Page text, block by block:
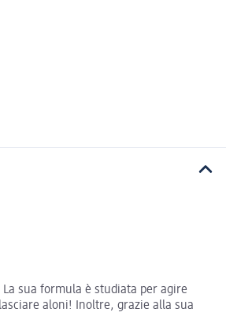
sua formula è studiata per agire
aloni! Inoltre, grazie alla sua